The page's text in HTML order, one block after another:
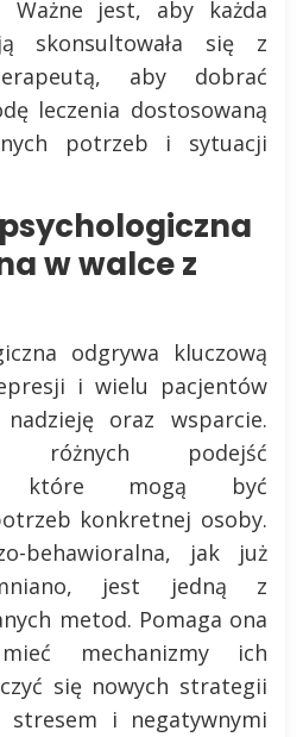
Ważne jest, aby każda
skonsultowała się z
aby dobrać
leczenia dostosowaną
potrzeb i sytuacji
w walce z
odgrywa kluczową
i wielu pacjentów
oraz wsparcie.
różnych podejść
które mogą być
konkretnej osoby.
behawioralna, jak już
jest jedną z
metod. Pomaga ona
mechanizmy ich
się nowych strategii
stresem i negatywnymi